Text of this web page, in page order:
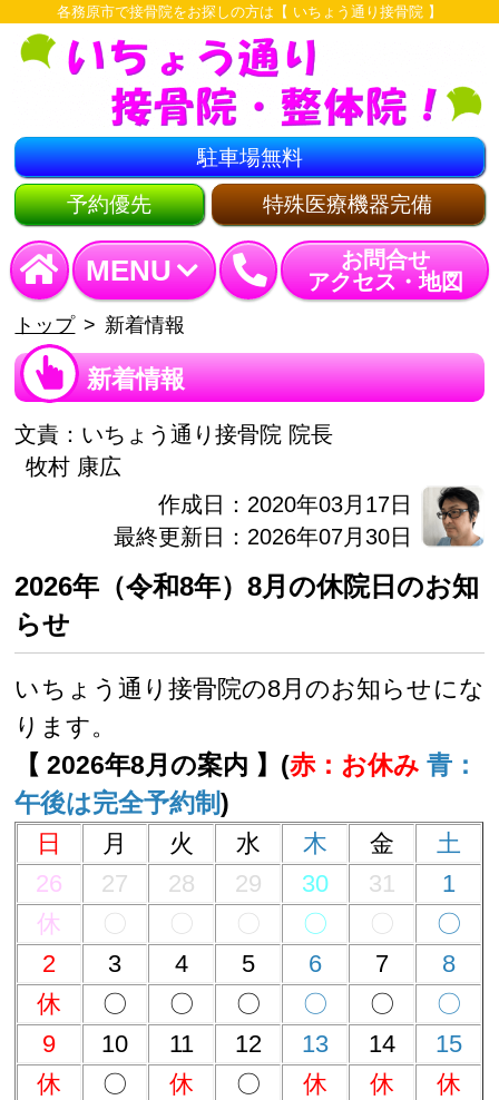
各務原市で接骨院をお探しの方は【 いちょう通り接骨院 】
駐車場無料
予約優先 特殊医療機器完備
MENU
お問合せ
アクセス・地図
トップ 新着情報
新着情報
文責： いちょう通り接骨院 院長
牧村 康広
作成日：2020年03月17日
最終更新日：2026年07月30日
2026年（令和8年）8月の休院日のお知
らせ
いちょう通り接骨院の8月のお知らせにな
ります。
【 2026年8月の案内 】(赤：お休み 青：
午後は完全予約制)
日 月 火 水 木 金
土
26
27 28 29 30 31
1
休
〇 〇 〇 〇 〇
〇
2
3 4 5 6 7
8
休
〇 〇 〇 〇 〇
〇
9
10 11 12 13 14
15
休
〇 休 〇 休 休
休